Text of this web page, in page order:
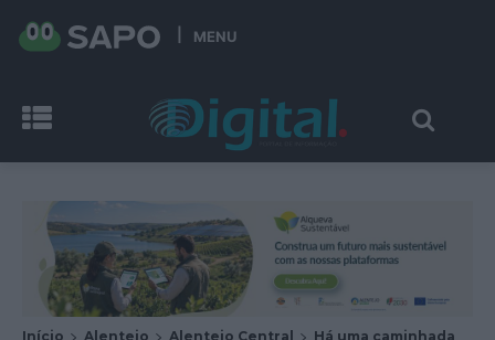
MENU
Início Alentejo Alentejo Central
Há uma caminhada